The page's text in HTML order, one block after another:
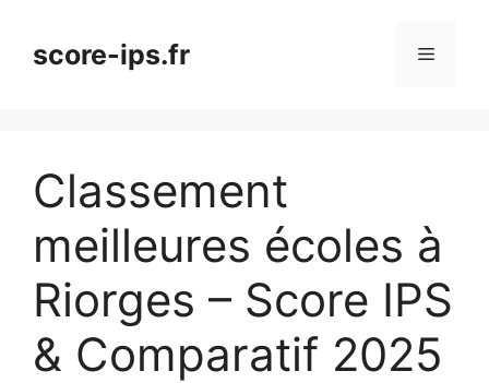
contenuscore-ips.fr Menu
Classement
meilleures écoles à
Riorges – Score IPS
& Comparatif 2025